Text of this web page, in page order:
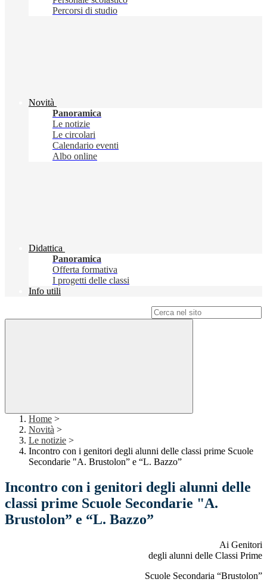
Percorsi di studio
Novità
Panoramica
Le notizie
Le circolari
Calendario eventi
Albo online
Didattica
Panoramica
Offerta formativa
I progetti delle classi
Info utili
Home >
Novità >
Le notizie >
Incontro con i genitori degli alunni delle classi prime Scuole
Secondarie "A. Brustolon” e “L. Bazzo”
Incontro con i genitori degli alunni delle
classi prime Scuole Secondarie "A.
Brustolon” e “L. Bazzo”
Ai Genitori
degli alunni delle Classi Prime
Scuole Secondaria “Brustolon”